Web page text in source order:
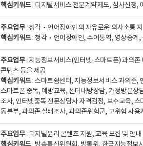
핵심키워드: 디지털서비스 전문계약제도, 심사신청,
주요업무: 청각‧언어장애인의 자유로운 의사소통
핵심키워드: 청각‧언어장애인, 수어통역, 영상중계,
주요업무: 지능정보서비스(인터넷·스마트폰) 과의존
콘텐츠 등을 제공
핵심키워드: 스마트쉼센터, 지능정보서비스 과의존,
스마트폰 중독, 예방교육, 센터내방상담, 가정방문상
조사, 인터넷중독 전문상담사 자격검정, 보수교육,
동본부, 과의존 실태조사, 과의존위험군, 고위험 사
주요업무: 디지털윤리 콘텐츠 지원, 교육 모집 및 안